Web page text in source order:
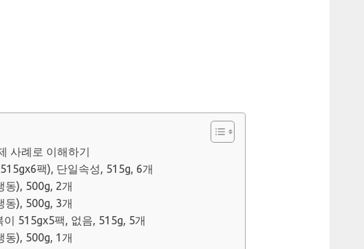
사례로 이해하기
팩), 단일속성, 515g, 6개
동), 500g, 2개
동), 500g, 3개
515gx5팩, 없음, 515g, 5개
동), 500g, 1개